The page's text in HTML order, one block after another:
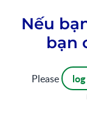
Nếu
bạn
Please